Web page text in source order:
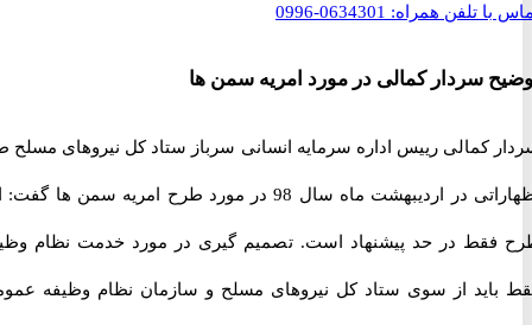
تلفن همراه:0634301-0996
سردار کمالی در مورد امریه سمن ها
کمالی رییس اداره سرمایه انسانی سرباز ستاد کل نیروهای مسلح طی
اظهاراتی در اردیبهشت ماه سال 98 در مورد طرح امریه سمن ها گفت: این
در حد پیشنهاد است. تصمیم گیری در مورد خدمت نظام وظیفه
از سوی ستاد کل نیروهای مسلح و سازمان نظام وظیفه عمومی